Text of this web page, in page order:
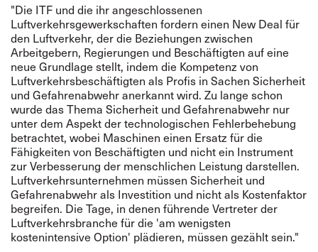
"Die ITF und die ihr angeschlossenen
Luftverkehrsgewerkschaften fordern einen New Deal für
den Luftverkehr, der die Beziehungen zwischen
Arbeitgebern, Regierungen und Beschäftigten auf eine
neue Grundlage stellt, indem die Kompetenz von
Luftverkehrsbeschäftigten als Profis in Sachen Sicherheit
und Gefahrenabwehr anerkannt wird. Zu lange schon
wurde das Thema Sicherheit und Gefahrenabwehr nur
unter dem Aspekt der technologischen Fehlerbehebung
betrachtet, wobei Maschinen einen Ersatz für die
Fähigkeiten von Beschäftigten und nicht ein Instrument
zur Verbesserung der menschlichen Leistung darstellen.
Luftverkehrsunternehmen müssen Sicherheit und
Gefahrenabwehr als Investition und nicht als Kostenfaktor
begreifen. Die Tage, in denen führende Vertreter der
Luftverkehrsbranche für die 'am wenigsten
kostenintensive Option' plädieren, müssen gezählt sein."